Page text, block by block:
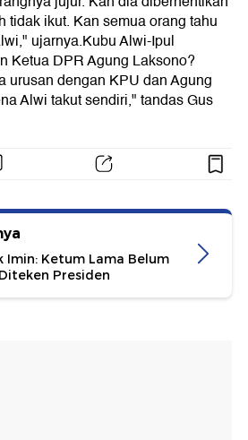
tidak ikut. Kan semua orang tahu
ujarnya.Kubu Alwi-Ipul
Ketua DPR Agung Laksono?
urusan dengan KPU dan Agung
Alwi takut sendiri," tandas Gus
Imin: Ketum Lama Belum
Presiden